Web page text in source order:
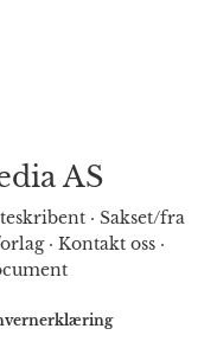
AS
· Sakset/fra
· Kontakt oss·